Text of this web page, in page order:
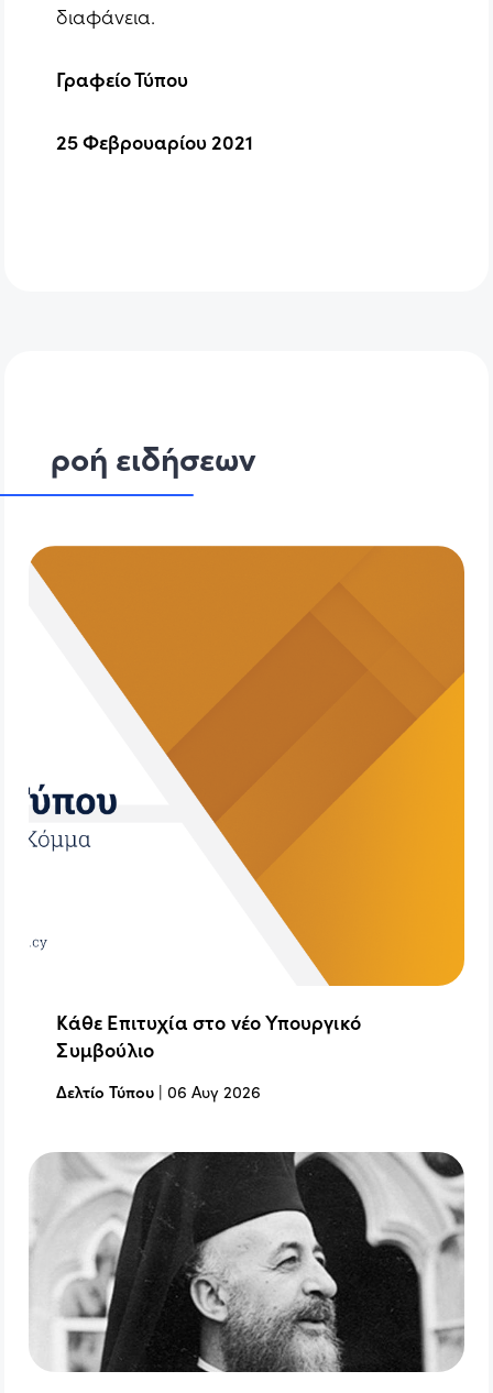
διαφάνεια.
Γραφείο Τύπου
25 Φεβρουαρίου 2021
ροή ειδήσεων
Κάθε Επιτυχία στο νέο Υπουργικό
Συμβούλιο
Δελτίο Τύπου |06 Αυγ 2026